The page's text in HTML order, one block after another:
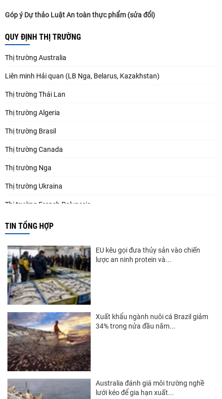
Góp ý Dự thảo Luật An toàn thực phẩm (sửa đổi)
QUY ĐỊNH THỊ TRƯỜNG
Thị trường Australia
Liên minh Hải quan (LB Nga, Belarus, Kazakhstan)
Thị trường Thái Lan
Thị trường Algeria
Thị trường Brasil
Thị trường Canada
Thị trường Nga
Thị trường Ukraina
Thị trường French Polynesia
Thị trường Trung Quốc
Thị trường New Zealand
Thị trường Đài Loan
Thị trường Hàn Quốc
Thị trường Mỹ
Thị trường EU
Thị trường Nhật Bản
Thị trường Việt Nam
TIN TỔNG HỢP
EU kêu gọi đưa thủy sản vào chiến
lược an ninh protein và...
Xuất khẩu ngành nuôi cá Brazil giảm
34% trong nửa đầu năm...
Australia đánh giá môi trường nghề
lưới kéo để gia hạn xuất...